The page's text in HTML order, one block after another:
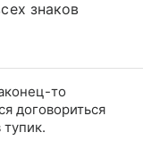
знаков
то
договориться